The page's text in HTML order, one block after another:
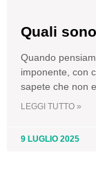
Quali
Quando
imponente, con
sapete che non
LEGGI TUTTO »
9 LUGLIO 2025